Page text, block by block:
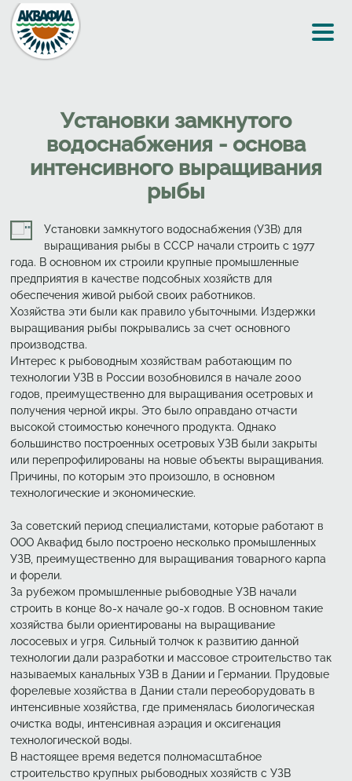
Перейти к основному содержанию
Установки замкнутого
водоснабжения - основа
интенсивного выращивания
рыбы
Установки замкнутого водоснабжения (УЗВ) для
выращивания рыбы в СССР начали строить с 1977
года. В основном их строили крупные промышленные
предприятия в качестве подсобных хозяйств для
обеспечения живой рыбой своих работников.
Хозяйства эти были как правило убыточными. Издержки
выращивания рыбы покрывались за счет основного
производства.
Интерес к рыбоводным хозяйствам работающим по
технологии УЗВ в России возобновился в начале 2000
годов, преимущественно для выращивания осетровых и
получения черной икры. Это было оправдано отчасти
высокой стоимостью конечного продукта. Однако
большинство построенных осетровых УЗВ были закрыты
или перепрофилированы на новые объекты выращивания.
Причины, по которым это произошло, в основном
технологические и экономические.
За советский период специалистами, которые работают в
ООО Аквафид было построено несколько промышленных
УЗВ, преимущественно для выращивания товарного карпа
и форели.
За рубежом промышленные рыбоводные УЗВ начали
строить в конце 80-х начале 90-х годов. В основном такие
хозяйства были ориентированы на выращивание
лососевых и угря. Сильный толчок к развитию данной
технологии дали разработки и массовое строительство так
называемых канальных УЗВ в Дании и Германии. Прудовые
форелевые хозяйства в Дании стали переоборудовать в
интенсивные хозяйства, где применялась биологическая
очистка воды, интенсивная аэрация и оксигенация
технологической воды.
В настоящее время ведется полномасштабное
строительство крупных рыбоводных хозяйств с УЗВ